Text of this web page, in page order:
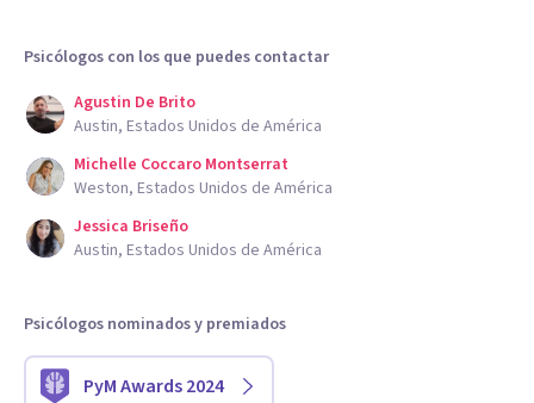
Psicólogos con los que puedes contactar
Agustin De Brito
Austin, Estados Unidos de América
Michelle Coccaro Montserrat
Weston, Estados Unidos de América
Jessica Briseño
Austin, Estados Unidos de América
Psicólogos nominados y premiados
PyM Awards 2024